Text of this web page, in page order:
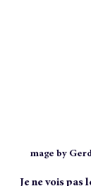
mage by
Je ne vois pas